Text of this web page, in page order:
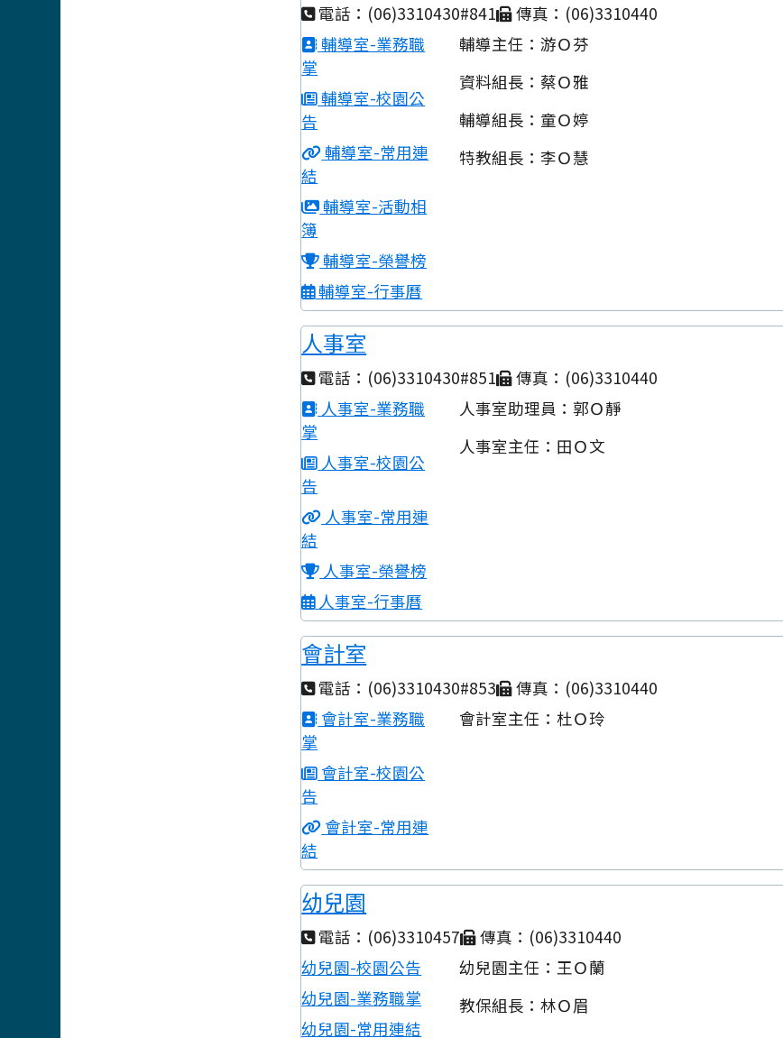
電話：(06)3310430#841
傳真：(06)3310440
輔導室-業務職
掌
輔導室-校園公
告
輔導室-常用連
結
輔導室-活動相
簿
輔導室-榮譽榜
輔導室-行事曆
輔導主任：游Ｏ芬
資料組長：蔡Ｏ雅
輔導組長：童Ｏ婷
特教組長：李Ｏ慧
人事室
電話：(06)3310430#851
傳真：(06)3310440
人事室-業務職
掌
人事室-校園公
告
人事室-常用連
結
人事室-榮譽榜
人事室-行事曆
人事室助理員：郭Ｏ靜
人事室主任：田Ｏ文
會計室
電話：(06)3310430#853
傳真：(06)3310440
會計室-業務職
掌
會計室-校園公
告
會計室-常用連
結
會計室主任：杜Ｏ玲
幼兒園
電話：(06)3310457
傳真：(06)3310440
幼兒園-校園公告
幼兒園-業務職掌
幼兒園-常用連結
幼兒園主任：王Ｏ蘭
教保組長：林Ｏ眉